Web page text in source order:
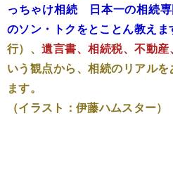
っちゃけ相続 日本一の相続
のソン・トクをとことん教えま
行）、遺言書、相続税、不動
いう観点から、相続のリアル
ます。
（イラスト：伊藤ハムスター）